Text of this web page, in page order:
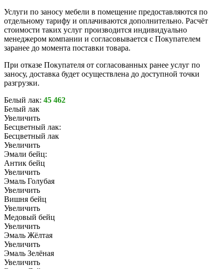
Услуги по заносу мебели в помещение предоставляются по
отдельному тарифу и оплачиваются дополнительно. Расчёт
стоимости таких услуг производится индивидуально
менеджером компании и согласовывается с Покупателем
заранее до момента поставки товара.
При отказе Покупателя от согласованных ранее услуг по
заносу, доставка будет осуществлена до доступной точки
разгрузки.
Белый лак: 45 462
Белый лак
Увеличить
Бесцветный лак:
Бесцветный лак
Увеличить
Эмали бейц:
Антик бейц
Увеличить
Эмаль Голубая
Увеличить
Вишня бейц
Увеличить
Медовый бейц
Увеличить
Эмаль Жёлтая
Увеличить
Эмаль Зелёная
Увеличить